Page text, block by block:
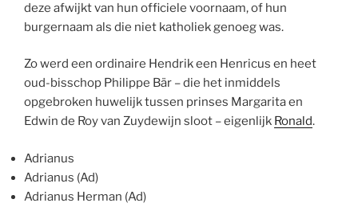
deze afwijkt van hun officiele voornaam, of hun
burgernaam als die niet katholiek genoeg was.
Zo werd een ordinaire Hendrik een Henricus en heet
oud-bisschop Philippe Bär – die het inmiddels
opgebroken huwelijk tussen prinses Margarita en
Edwin de Roy van Zuydewijn sloot – eigenlijk Ronald.
Adrianus
Adrianus (Ad)
Adrianus Herman (Ad)